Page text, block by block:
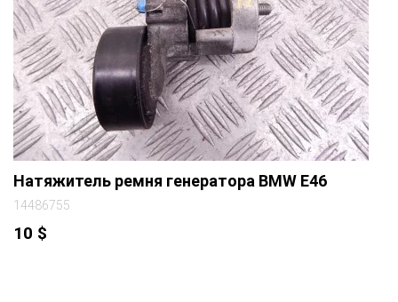
Натяжитель ремня генератора BMW E46
14486755
10 $